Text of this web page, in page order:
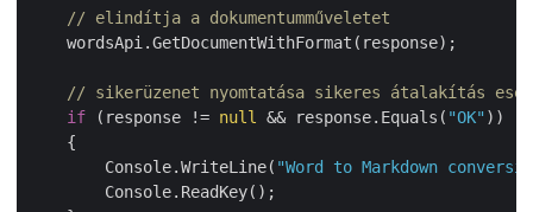
// elindítja a dokumentumműveletet
    wordsApi.GetDocumentWithFormat(response);
// sikerüzenet nyomtatása sikeres átalakítás
if (response != null && response.Equals( "OK" ))
    {
        Console.WriteLine(
"Word to Markdown
        Console.ReadKey();